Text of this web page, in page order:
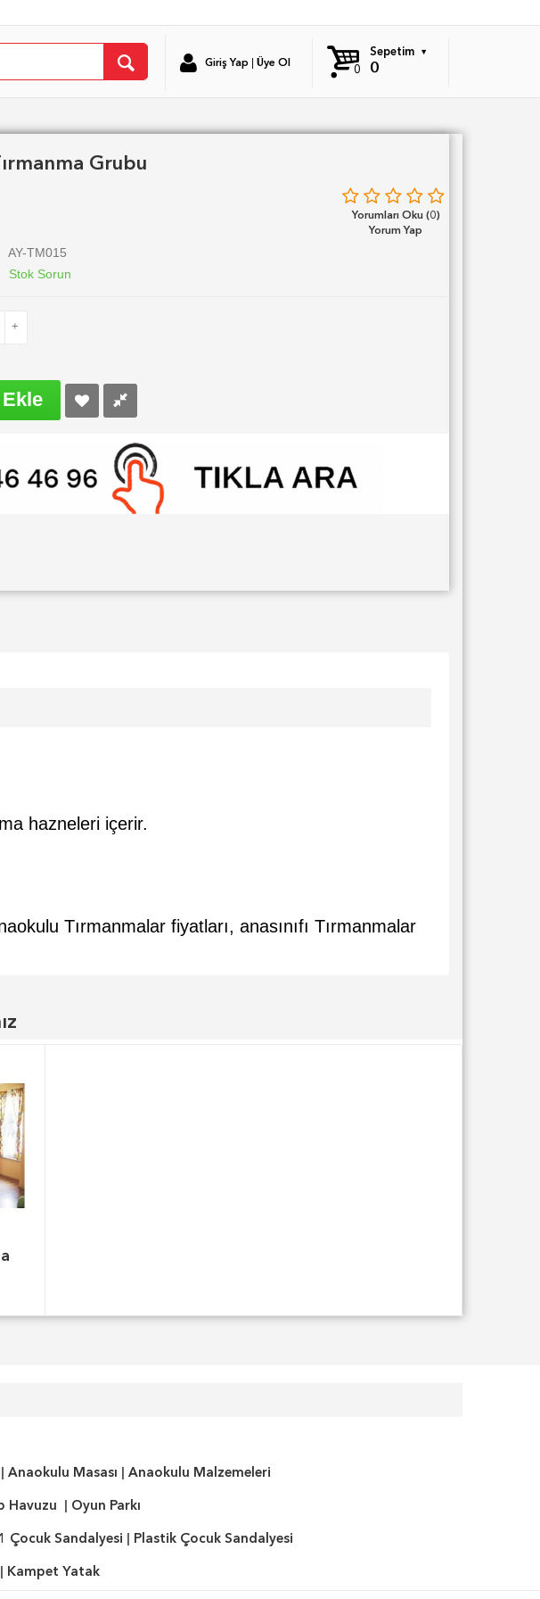
Giriş Yap Üye Ol
Sepetim
0
0
Grubu
Yorumları Oku (0)
Yorum Yap
AY-TM015
Stok Sorun
+
hazneleri içerir.
Tırmanmalar fiyatları, anasınıfı Tırmanmalar
| Anaokulu Masası | Anaokulu Malzemeleri
Havuzu | Oyun Parkı
Çocuk Sandalyesi | Plastik Çocuk Sandalyesi
| Kampet Yatak